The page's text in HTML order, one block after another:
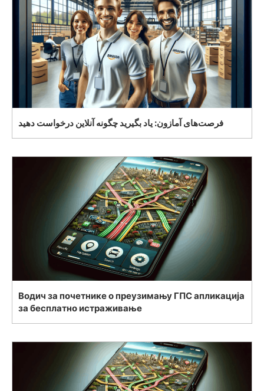
فرصت‌های آمازون: یاد بگیرید چگونه آنلاین درخواست دهید
Водич за почетнике о преузимању ГПС апликација
за бесплатно истраживање